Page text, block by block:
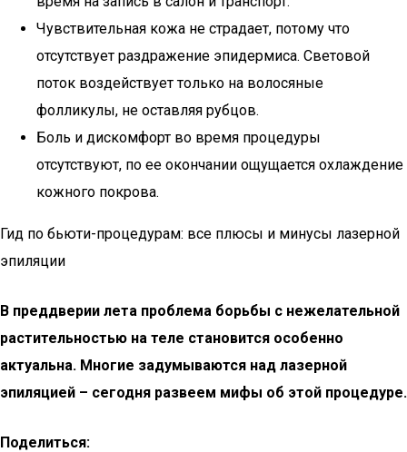
Чувствительная кожа не страдает, потому что
отсутствует раздражение эпидермиса. Световой
поток воздействует только на волосяные
фолликулы, не оставляя рубцов.
Боль и дискомфорт во время процедуры
отсутствуют, по ее окончании ощущается охлаждение
кожного покрова.
Гид по бьюти-процедурам: все плюсы и минусы лазерной
эпиляции
В преддверии лета проблема борьбы с нежелательной
растительностью на теле становится особенно
актуальна. Многие задумываются над лазерной
эпиляцией – сегодня развеем мифы об этой процедуре.
Поделиться: